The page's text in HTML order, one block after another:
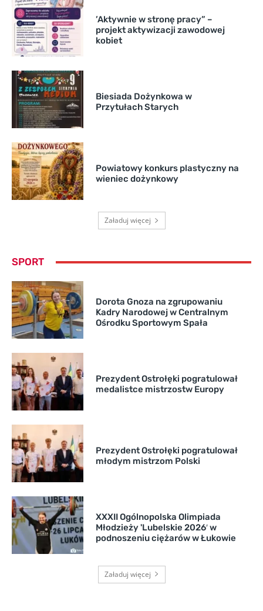
’Aktywnie w stronę pracy” –
projekt aktywizacji zawodowej
kobiet
Biesiada Dożynkowa w
Przytułach Starych
Powiatowy konkurs plastyczny na
wieniec dożynkowy
Załaduj więcej
SPORT
Dorota Gnoza na zgrupowaniu
Kadry Narodowej w Centralnym
Ośrodku Sportowym Spała
Prezydent Ostrołęki pogratulował
medalistce mistrzostw Europy
Prezydent Ostrołęki pogratulował
młodym mistrzom Polski
XXXII Ogólnopolska Olimpiada
Młodzieży 'Lubelskie 2026′ w
podnoszeniu ciężarów w Łukowie
Załaduj więcej